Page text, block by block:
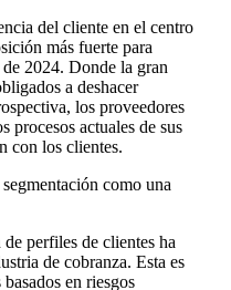
del cliente en el centro
más fuerte para
2024. Donde la gran
a deshacer
los proveedores
procesos actuales de sus
con los clientes.
como una
perfiles de clientes ha
de cobranza. Esta es
en riesgos